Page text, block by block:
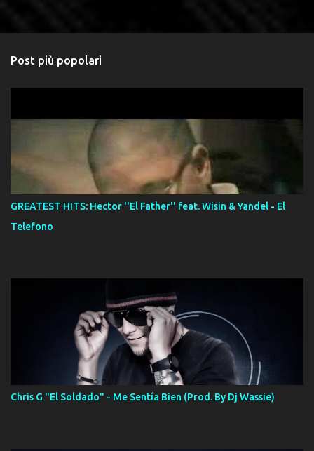
Post più popolari
GREATEST HITS: Hector ''El Father'' feat. Wisin & Yandel - El
Telefono
Chris G "El Soldado" - Me Sentía Bien (Prod. By Dj Wassie)